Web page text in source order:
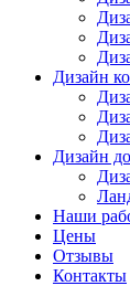
Дизайн
Дизайн
Наши
Цены
Отзывы
Контакты